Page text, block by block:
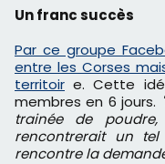
Un franc succès
Par ce groupe
entre les Corses
territoir e. Cette
membres en 6 jours.
trainée de
rencontrerait un
rencontre la